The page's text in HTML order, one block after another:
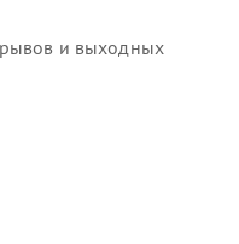
и выходных